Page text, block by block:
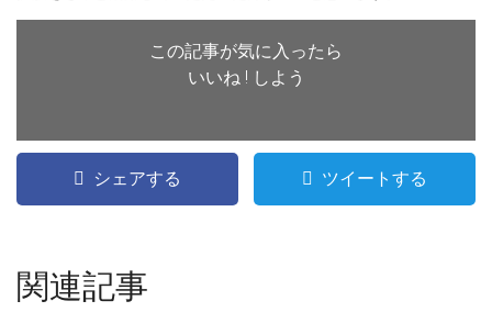
この記事が気に入ったら
いいね ! しよう
シェアする ツイートする
関連記事